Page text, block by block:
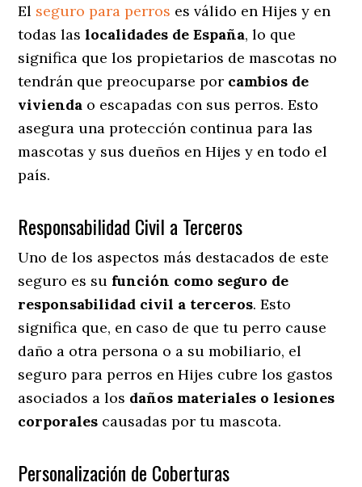
El seguro para perros es válido en Hijes y en
todas laslocalidades de España, lo que
significa que los propietarios de mascotas no
tendrán que preocuparse por cambios de
vivienda o escapadas con sus perros. Esto
asegura una protección continua para las
mascotas y sus dueños en Hijes y en todo el
país.
Responsabilidad Civil a Terceros
Uno de los aspectos más destacados de este
seguro es su función como seguro de
responsabilidad civil a terceros. Esto
significa que, en caso de que tu perro cause
daño a otra persona o a su mobiliario, el
seguro para perros en Hijes cubre los gastos
asociados a los daños materiales o lesiones
corporales causadas por tu mascota.
Personalización de Coberturas